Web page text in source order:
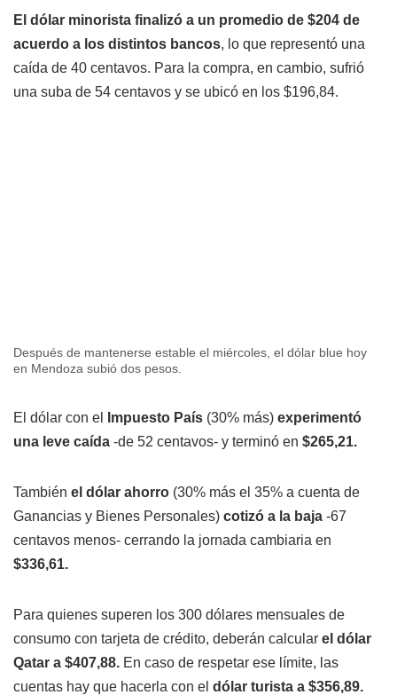
El dólar minorista finalizó a un promedio de $204 de
acuerdo a los distintos bancos, lo que representó una
caída de 40 centavos. Para la compra, en cambio, sufrió
una suba de 54 centavos y se ubicó en los $196,84.
Después de mantenerse estable el miércoles, el dólar blue hoy
en Mendoza subió dos pesos.
El dólar con el Impuesto País (30% más) experimentó
una leve caída -de 52 centavos- y terminó en $265,21.
También el dólar ahorro (30% más el 35% a cuenta de
Ganancias y Bienes Personales) cotizó a la baja -67
centavos menos- cerrando la jornada cambiaria en
$336,61.
Para quienes superen los 300 dólares mensuales de
consumo con tarjeta de crédito, deberán calcular el dólar
Qatar a $407,88. En caso de respetar ese límite, las
cuentas hay que hacerla con el dólar turista a $356,89.